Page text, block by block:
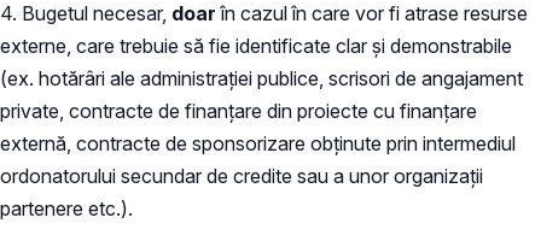
4. Bugetul necesar, doar în cazul în care vor fi atrase resurse
externe, care trebuie să fie identificate clar și demonstrabile
(ex. hotărâri ale administrației publice, scrisori de angajament
private, contracte de finanțare din proiecte cu finanțare
externă, contracte de sponsorizare obținute prin intermediul
ordonatorului secundar de credite sau a unor organizații
partenere etc.).